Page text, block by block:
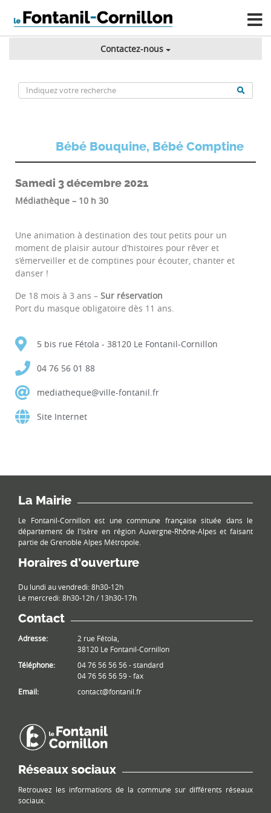
Contactez-nous
Bébé Bouquine, Bébé Comptine
Samedi 3 décembre 2021
Médiathèque – 10 h 30
Une animation à destination des tout petits pour un
moment de plaisir autour d’histoires pour rêver et
s’émerveiller et de comptines pour écouter, chanter et
danser !
De 18 mois à 3 ans – Sur réservation
Port du masque obligatoire dès 11 ans.
5 bis rue Fétola - 38120 Le Fontanil-Cornillon
04 76 56 01 88
mediatheque@ville-fontanil.fr
Site Internet
La Mairie
Le Fontanil-Cornillon est une commune française située dans le
département de l'Isère en région Auvergne-Rhône-Alpes et faisant
partie de Grenoble Alpes Métropole.
Horaires d’ouverture
Du lundi au vendredi: 8h30-12h
Le mercredi: 8h30-12h / 13h30-17h
Contact
Adresse:
2 rue Fétola,
38120 Le Fontanil-Cornillon
Téléphone:
04 76 56 56 56 - standard
04 76 56 56 59 - fax
Email:
contact@fontanil.fr
Réseaux sociaux
Retrouvez les informations de la commune sur différents réseaux
sociaux.